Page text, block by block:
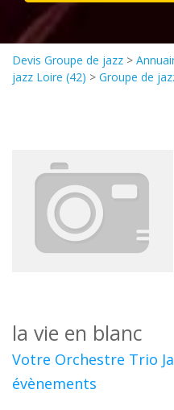
Devis Groupe de jazz >
jazz Loire (42) > Groupe de
la vie en blanc
Votre Orchestre Trio
évènements